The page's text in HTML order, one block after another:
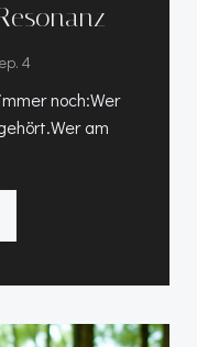
4
noch:Wer
am